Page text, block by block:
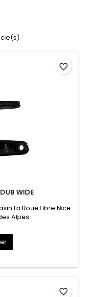
WIDE
La Roue Libre Nice
Alpes.
favorite_border
favorite_border